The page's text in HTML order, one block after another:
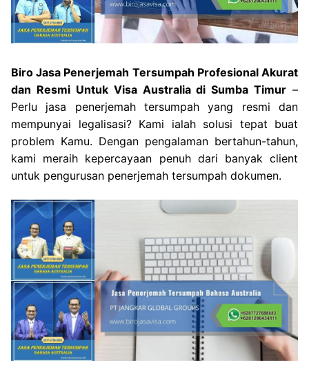
Biro Jasa Penerjemah Tersumpah Profesional Akurat
dan Resmi Untuk Visa Australia di Sumba Timur –
Perlu jasa penerjemah tersumpah yang resmi dan
mempunyai legalisasi? Kami ialah solusi tepat buat
problem Kamu. Dengan pengalaman bertahun-tahun,
kami meraih kepercayaan penuh dari banyak client
untuk pengurusan penerjemah tersumpah dokumen.